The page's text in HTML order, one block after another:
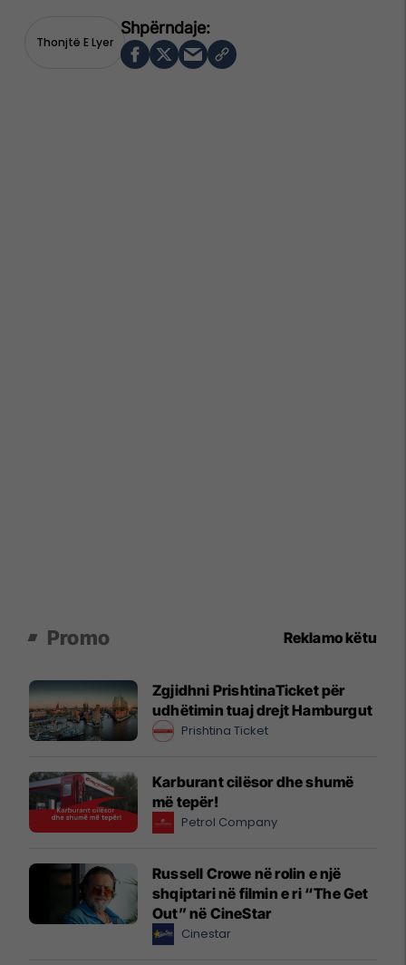
Thonjtë E Lyer
Promo Reklamo këtu
Zgjidhni PrishtinaTicket për
udhëtimin tuaj drejt Hamburgut
Prishtina Ticket
Karburant cilësor dhe shumë
më tepër!
Petrol Company
Russell Crowe në rolin e një
shqiptari në filmin e ri “The Get
Out” në CineStar
Cinestar